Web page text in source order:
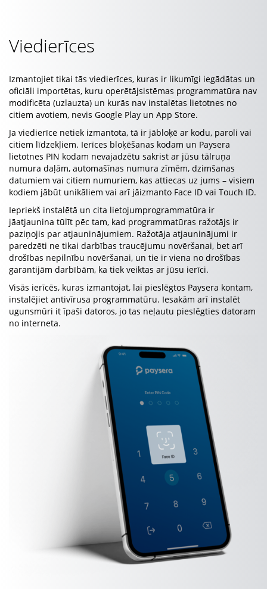
Viedierīces
Izmantojiet tikai tās viedierīces, kuras ir likumīgi iegādātas un
oficiāli importētas, kuru operētājsistēmas programmatūra nav
modificēta (uzlauzta) un kurās nav instalētas lietotnes no
citiem avotiem, nevis Google Play un App Store.
Ja viedierīce netiek izmantota, tā ir jābloķē ar kodu, paroli vai
citiem līdzekļiem. Ierīces bloķēšanas kodam un Paysera
lietotnes PIN kodam nevajadzētu sakrist ar jūsu tālruņa
numura daļām, automašīnas numura zīmēm, dzimšanas
datumiem vai citiem numuriem, kas attiecas uz jums – visiem
kodiem jābūt unikāliem vai arī jāizmanto Face ID vai Touch ID.
Iepriekš instalētā un cita lietojumprogrammatūra ir
jāatjaunina tūlīt pēc tam, kad programmatūras ražotājs ir
paziņojis par atjauninājumiem. Ražotāja atjauninājumi ir
paredzēti ne tikai darbības traucējumu novēršanai, bet arī
drošības nepilnību novēršanai, un tie ir viena no drošības
garantijām darbībām, ka tiek veiktas ar jūsu ierīci.
Visās ierīcēs, kuras izmantojat, lai pieslēgtos Paysera kontam,
instalējiet antivīrusa programmatūru. Iesakām arī instalēt
ugunsmūri it īpaši datoros, jo tas neļautu pieslēgties datoram
no interneta.